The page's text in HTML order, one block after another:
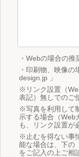
・Webの場合の推
・印刷物、映像
design.jp 」
※リンク設置（
表記）無しでのご
※写真を利用して
示する場合（Web
も、リンク設置が
※止むを得ない事
能な場合は、下の
をご記入の上ご相